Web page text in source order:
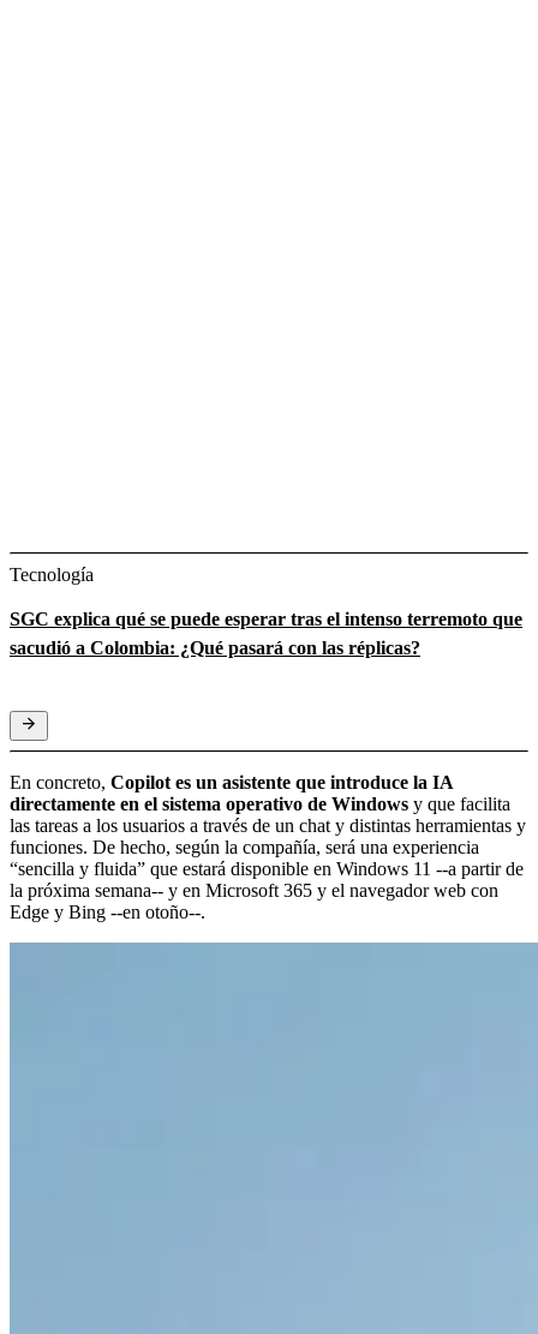
Tecnología
SGC explica qué se puede esperar tras el intenso terremoto que
sacudió a Colombia: ¿Qué pasará con las réplicas?
En concreto, Copilot es un asistente que introduce la IA
directamente en el sistema operativo de Windows y que facilita
las tareas a los usuarios a través de un chat y distintas herramientas y
funciones. De hecho, según la compañía, será una experiencia
“sencilla y fluida” que estará disponible en Windows 11 --a partir de
la próxima semana-- y en Microsoft 365 y el navegador web con
Edge y Bing --en otoño--.